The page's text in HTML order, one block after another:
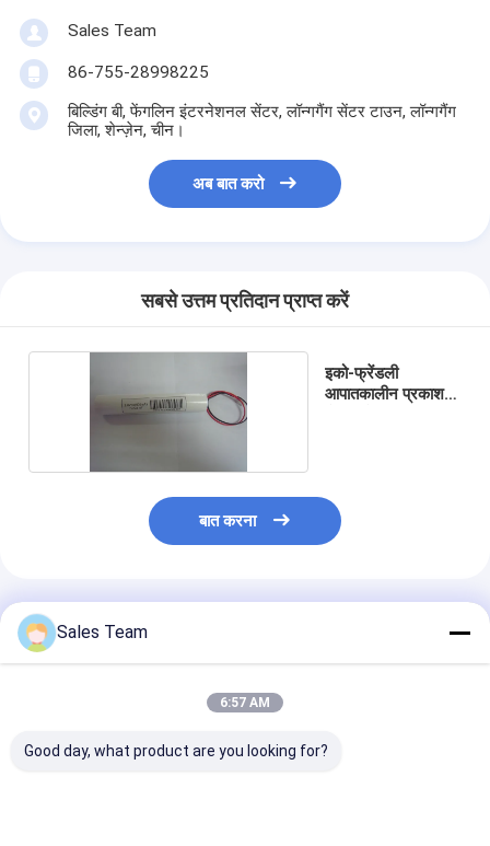
Sales Team
86-755-28998225
बिल्डिंग बी, फेंगलिन इंटरनेशनल सेंटर, लॉन्गगैंग सेंटर टाउन, लॉन्गगैंग
जिला, शेन्ज़ेन, चीन।
अब बात करो
सबसे उत्तम प्रतिदान प्राप्त करें
इको-फ्रेंडली
आपातकालीन प्रकाश
बात करना
अनुशंसित उत्पाद
Sales Team
6:57 AM
Good day, what product are you looking for?